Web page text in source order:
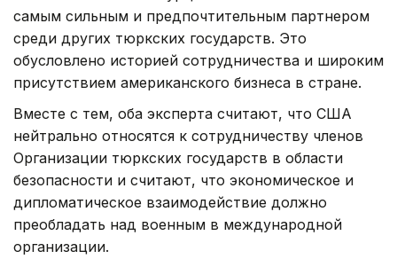
самым сильным и предпочтительным партнером
среди других тюркских государств. Это
обусловлено историей сотрудничества и широким
присутствием американского бизнеса в стране.
Вместе с тем, оба эксперта считают, что США
нейтрально относятся к сотрудничеству членов
Организации тюркских государств в области
безопасности и считают, что экономическое и
дипломатическое взаимодействие должно
преобладать над военным в международной
организации.